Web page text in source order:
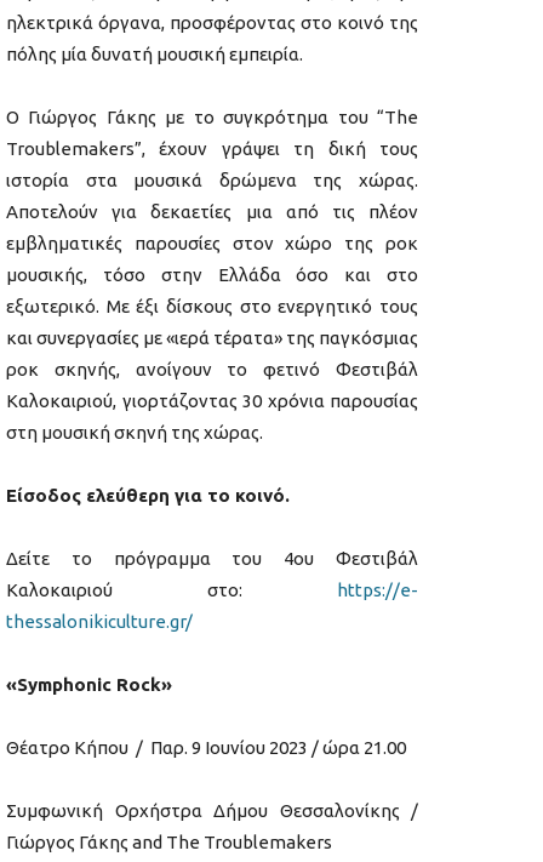
ηλεκτρικά όργανα, προσφέροντας στο κοινό της
πόλης μία δυνατή μουσική εμπειρία.
O Γιώργος Γάκης με το συγκρότημα του “The
Troublemakers”, έχουν γράψει τη δική τους
ιστορία στα μουσικά δρώμενα της χώρας.
Αποτελούν για δεκαετίες μια από τις πλέον
εμβληματικές παρουσίες στον χώρο της ροκ
μουσικής, τόσο στην Ελλάδα όσο και στο
εξωτερικό. Με έξι δίσκους στο ενεργητικό τους
και συνεργασίες με «ιερά τέρατα» της παγκόσμιας
ροκ σκηνής, ανοίγουν το φετινό Φεστιβάλ
Καλοκαιριού, γιορτάζοντας 30 χρόνια παρουσίας
στη μουσική σκηνή της χώρας.
Είσοδος ελεύθερη για το κοινό.
Δείτε το πρόγραμμα του 4ου Φεστιβάλ
Καλοκαιριού στο: https://e-
thessalonikiculture.gr/
«Symphonic Rock»
Θέατρο Κήπου / Παρ. 9 Ιουνίου 2023 / ώρα 21.00
Συμφωνική Ορχήστρα Δήμου Θεσσαλονίκης /
Γιώργος Γάκης and The Troublemakers